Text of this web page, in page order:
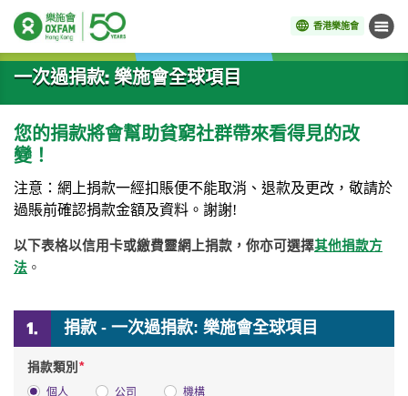
香港樂施會 目錄
開始主要內容
一次過捐款: 樂施會全球項目
您的捐款將會幫助貧窮社群帶來看得見的改
變！
注意：網上捐款一經扣賬便不能取消 、 退款及更改，敬請於
過賬前確認捐款金額及資料。謝謝!
以下表格以信用卡或繳費靈網上捐款，你亦可選擇其他捐款方
法 。
捐款 - 一次過捐款: 樂施會全球項目
捐款類別 *
個人 公司 機構